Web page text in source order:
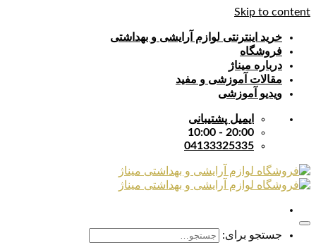
Skip to content
خرید اینترنتی لوازم آرایشی و بهداشتی
فروشگاه
درباره میناژ
مقالات آموزشی و مفید
ویدیو آموزشی
ایمیل پشتیبانی
20:00 - 10:00
04133325335
جستجو برای: